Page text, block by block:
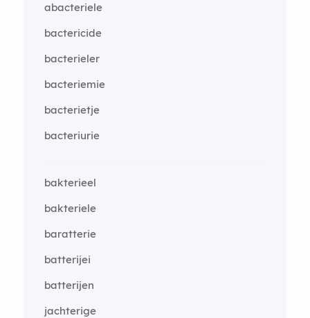
abacteriele
bactericide
bacterieler
bacteriemie
bacterietje
bacteriurie
bakterieel
bakteriele
baratterie
batterijei
batterijen
jachterige